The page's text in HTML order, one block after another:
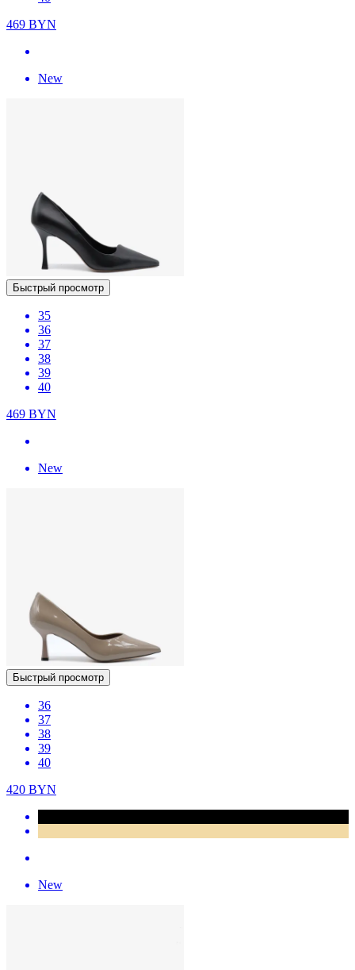
469 BYN
New
Быстрый просмотр
35
36
37
38
39
40
469 BYN
New
Быстрый просмотр
36
37
38
39
40
420 BYN
New